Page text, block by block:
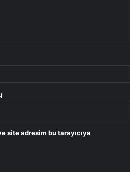
site adresim bu tarayıcıya